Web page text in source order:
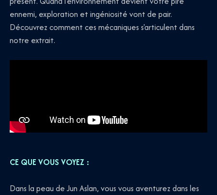
ennemi, exploration et ingéniosité vont de pair.
Découvrez comment ces mécaniques s'articulent dans
notre extrait.
CE QUE VOUS VOYEZ :
Dans la peau de Jun Aslan, vous vous aventurez dans les